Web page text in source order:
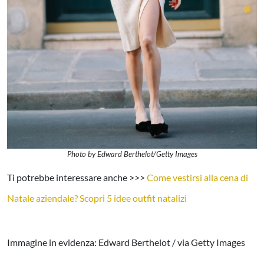
Photo by Edward Berthelot/Getty Images
Ti potrebbe interessare anche >>> Come vestirsi alla cena di
Natale aziendale? Scopri 5 idee outfit natalizi
Immagine in evidenza: Edward Berthelot / via Getty Images